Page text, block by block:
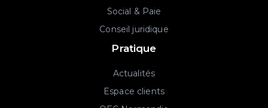
Social & Paie
Conseil juridique
Pratique
Actualités
Espace clients